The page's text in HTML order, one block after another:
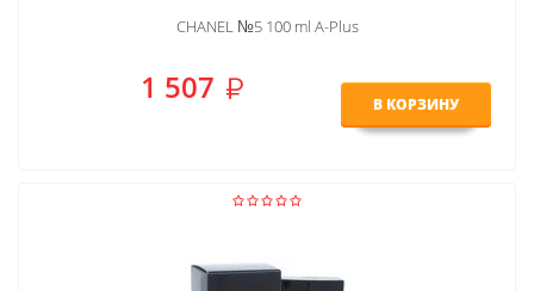
CHANEL №5 100 ml A-Plus
1 507 В КОРЗИНУ